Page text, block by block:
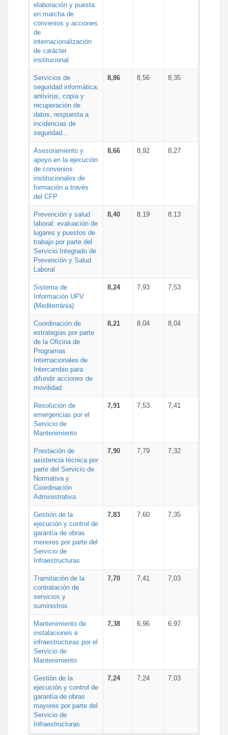
elaboración y puesta
en marcha de
convenios y acciones
de
internacionalización
de carácter
institucional
Servicios de
seguridad informática:
antivirus, copia y
recuperación de
datos, respuesta a
incidencias de
seguridad...
8,86 8,56 8,35
Asesoramiento y
apoyo en la ejecución
de convenios
institucionales de
formación a través
del CFP
8,66 8,92 8,27
Prevención y salud
laboral: evaluación de
lugares y puestos de
trabajo por parte del
Servicio Integrado de
Prevención y Salud
Laboral
8,40 8,19 8,13
Sistema de
Información UPV
(Mediterrània)
8,24 7,93 7,53
Coordinación de
estrategias por parte
de la Oficina de
Programas
Internacionales de
Intercambio para
difundir acciones de
movilidad
8,21 8,04 8,04
Resolución de
emergencias por el
Servicio de
Mantenimiento
7,91 7,53 7,41
Prestación de
asistencia técnica por
parte del Servicio de
Normativa y
Coordinación
Administrativa
7,90 7,79 7,32
Gestión de la
ejecución y control de
garantía de obras
menores por parte del
Servicio de
Infraestructuras
7,83 7,60 7,35
Tramitación de la
contratación de
servicios y
suministros
7,70 7,41 7,03
Mantenimiento de
instalaciones e
infraestructuras por el
Servicio de
Mantenimiento
7,38 6,96 6,97
Gestión de la
ejecución y control de
garantía de obras
mayores por parte del
Servicio de
Infraestructuras
7,24 7,24 7,03